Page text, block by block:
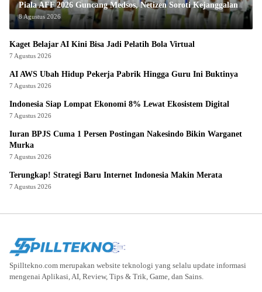
Piala AFF 2026 Guncang Medsos, Netizen Soroti Kejanggalan
8 Agustus 2026
Kaget Belajar AI Kini Bisa Jadi Pelatih Bola Virtual
7 Agustus 2026
AI AWS Ubah Hidup Pekerja Pabrik Hingga Guru Ini Buktinya
7 Agustus 2026
Indonesia Siap Lompat Ekonomi 8% Lewat Ekosistem Digital
7 Agustus 2026
Iuran BPJS Cuma 1 Persen Postingan Nakesindo Bikin Warganet
Murka
7 Agustus 2026
Terungkap! Strategi Baru Internet Indonesia Makin Merata
7 Agustus 2026
Spilltekno.com merupakan website teknologi yang selalu update informasi
mengenai Aplikasi, AI, Review, Tips & Trik, Game, dan Sains.